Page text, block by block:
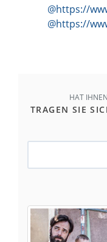
@https://
@https://
HAT
TRAGEN SIE